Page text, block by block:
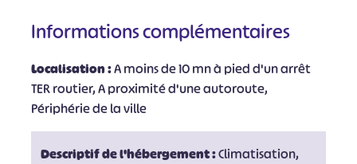
Informations complémentaires
Localisation :A moins de 10 mn à pied d'un arrêt
TER routier, A proximité d'une autoroute,
Périphérie de la ville
Descriptif de l'hébergement :Climatisation,